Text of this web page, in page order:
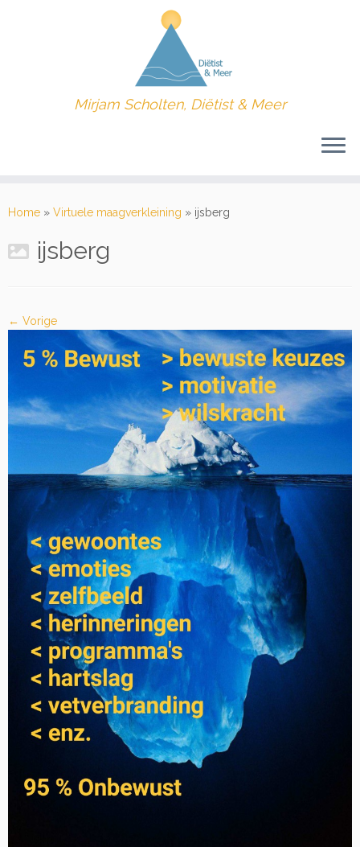
naar
Mirjam Scholten, Diëtist & Meer
Home » Virtuele maagverkleining » ijsberg
ijsberg
← Vorige